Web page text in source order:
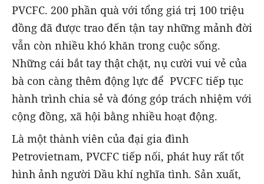
PVCFC. 200 phần quà với tổng giá trị 100 triệu
đồng đã được trao đến tận tay những mảnh đời
vẫn còn nhiều khó khăn trong cuộc sống.
Những cái bắt tay thật chặt, nụ cười vui vẻ của
bà con càng thêm động lực để PVCFC tiếp tục
hành trình chia sẻ và đóng góp trách nhiệm với
cộng đồng, xã hội bằng nhiều hoạt động.
Là một thành viên của đại gia đình
Petrovietnam, PVCFC tiếp nối, phát huy rất tốt
hình ảnh người Dầu khí nghĩa tình. Sản xuất,